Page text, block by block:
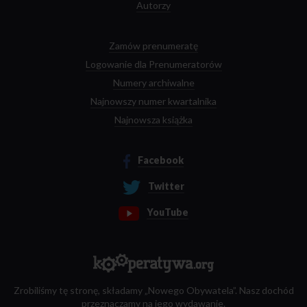
Autorzy
Zamów prenumeratę
Logowanie dla Prenumeratorów
Numery archiwalne
Najnowszy numer kwartalnika
Najnowsza książka
Facebook
Twitter
YouTube
Zrobiliśmy tę stronę, składamy „Nowego Obywatela”. Nasz dochód
przeznaczamy na jego wydawanie.